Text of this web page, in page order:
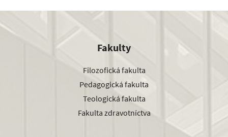
Fakulty
Filozofická fakulta
Pedagogická fakulta
Teologická fakulta
Fakulta zdravotníctva